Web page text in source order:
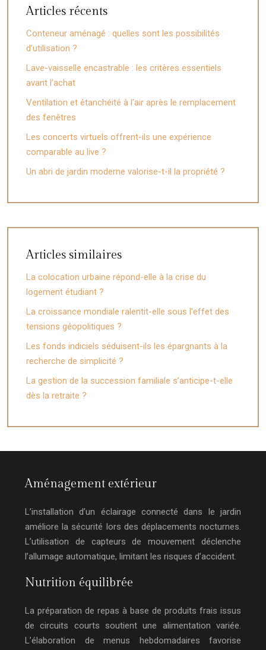
Articles récents
Conteneur aménagé : quelles sont les possibilités
d’utilisation ?
Lave-vaisselle encastrable : les critères essentiels
avant l’achat
Ventilation et étanchéité à l’air après le remplacement
des fenêtres
Les concerts virtuels offrent-ils une expérience
comparable au live ?
Un abri de jardin moderne valorise-t-il la propriété ?
Articles similaires
La colocation urbaine répond-elle à la crise du
logement étudiant ?
La croissance mondiale ralentit-elle sous l’effet des
tensions géopolitiques ?
Les fonds indiciels séduisent-ils les épargnants à la
recherche de simplicité ?
La gestion de la succession familiale s’anticipe-t-elle
dès la retraite ?
Aménagement extérieur
L’installation d’un éclairage connecté dans le jardin
améliore la sécurité lors des déplacements nocturnes.
L’utilisation de capteurs de mouvement déclenche
l’allumage automatique, limitant les risques d’accident.
Nutrition équilibrée
La préparation de repas à base de produits frais issus
de circuits courts soutient une alimentation variée.
L’élaboration de menus hebdomadaires favorise